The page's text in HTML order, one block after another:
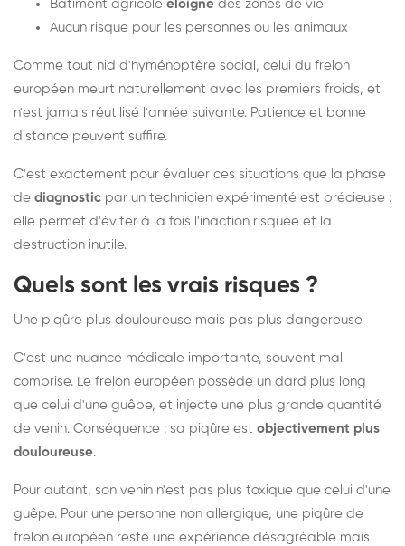
Bâtiment agricole éloigné des zones de vie
Aucun risque pour les personnes ou les animaux
Comme tout nid d'hyménoptère social, celui du frelon
européen meurt naturellement avec les premiers froids, et
n'est jamais réutilisé l'année suivante. Patience et bonne
distance peuvent suffire.
C'est exactement pour évaluer ces situations que la phase
de diagnostic par un technicien expérimenté est précieuse :
elle permet d'éviter à la fois l'inaction risquée et la
destruction inutile.
Quels sont les vrais risques ?
Une piqûre plus douloureuse mais pas plus dangereuse
C'est une nuance médicale importante, souvent mal
comprise. Le frelon européen possède un dard plus long
que celui d'une guêpe, et injecte une plus grande quantité
de venin. Conséquence : sa piqûre est objectivement plus
douloureuse.
Pour autant, son venin n'est pas plus toxique que celui d'une
guêpe. Pour une personne non allergique, une piqûre de
frelon européen reste une expérience désagréable mais